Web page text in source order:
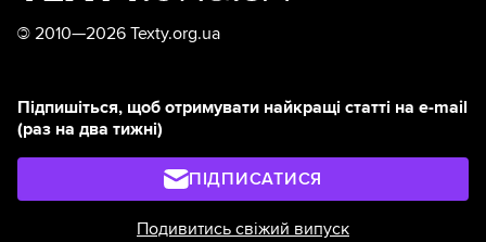
© 2010—2026 Texty.org.ua
Підпишіться, щоб отримувати найкращі статті на e-mail
(раз на два тижні)
ПІДПИСАТИСЯ
Подивитись свіжий випуск